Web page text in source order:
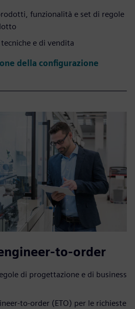
funzionalità e set di regole
e di vendita
della configurazione
to-order
di progettazione e di business
to-order (ETO) per le richieste